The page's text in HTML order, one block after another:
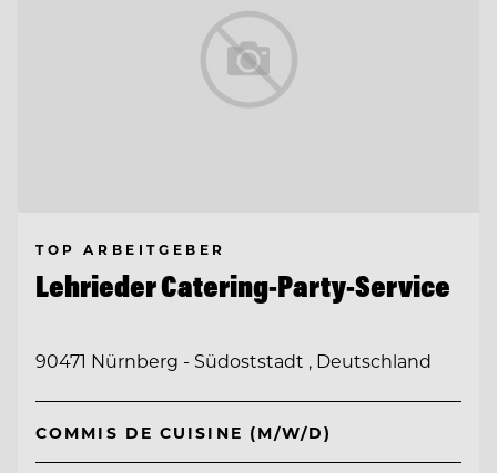
TOP ARBEITGEBER
Lehrieder Catering-Party-Service
90471 Nürnberg - Südoststadt , Deutschland
COMMIS DE CUISINE (M/W/D)